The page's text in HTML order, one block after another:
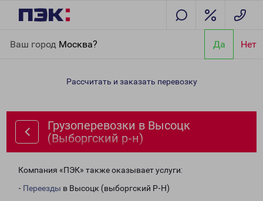
Ваш город Москва? Да Нет
р-н)
Рассчитать и заказать перевозку
Грузоперевозки в Высоцк
(Выборгский р-н)
Компания «ПЭК» также оказывает услуги:
- Переезды в Высоцк (выборгский Р-Н)